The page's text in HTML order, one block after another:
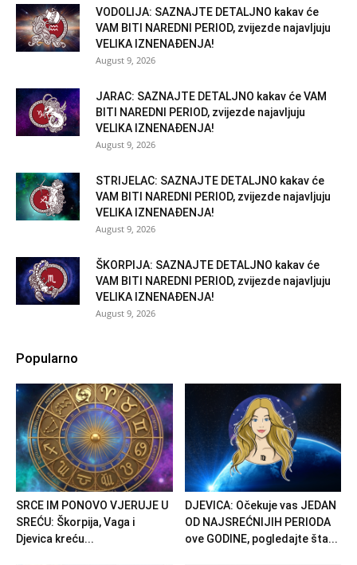
VODOLIJA: SAZNAJTE DETALJNO kakav će
VAM BITI NAREDNI PERIOD, zvijezde najavljuju
VELIKA IZNENAĐENJA!
August 9, 2026
JARAC: SAZNAJTE DETALJNO kakav će VAM
BITI NAREDNI PERIOD, zvijezde najavljuju
VELIKA IZNENAĐENJA!
August 9, 2026
STRIJELAC: SAZNAJTE DETALJNO kakav će
VAM BITI NAREDNI PERIOD, zvijezde najavljuju
VELIKA IZNENAĐENJA!
August 9, 2026
ŠKORPIJA: SAZNAJTE DETALJNO kakav će
VAM BITI NAREDNI PERIOD, zvijezde najavljuju
VELIKA IZNENAĐENJA!
August 9, 2026
Popularno
SRCE IM PONOVO VJERUJE U
SREĆU: Škorpija, Vaga i
Djevica kreću...
DJEVICA: Očekuje vas JEDAN
OD NAJSREĆNIJIH PERIODA
ove GODINE, pogledajte šta...